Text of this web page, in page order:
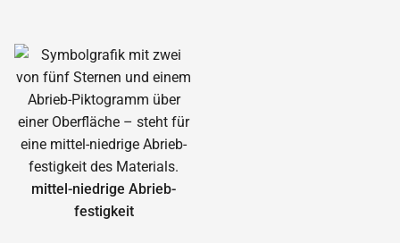
mittel-niedrige Abrieb­
festigkeit